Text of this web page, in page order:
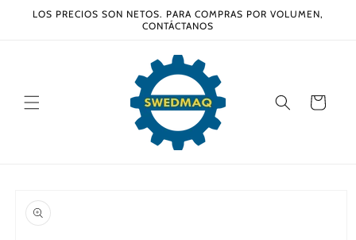
directamente
LOS PRECIOS SON NETOS. PARA COMPRAS POR VOLUMEN,
CONTÁCTANOS
Carrito
a la
información